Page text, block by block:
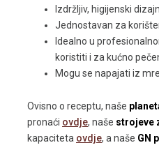
Izdržljiv, higijenski
Jednostavan za
Idealno u
koristiti i za kućno
Mogu se napajati iz
Ovisno o receptu, naše
pronaći ovdje, naše strojeve
kapaciteta ovdje, a naše GN